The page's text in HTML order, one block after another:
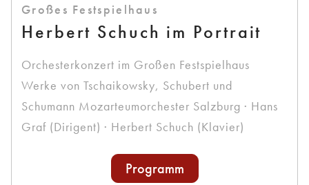
Großes Festspielhaus
Herbert Schuch im Portrait
Orchesterkonzert im Großen Festspielhaus
Werke von Tschaikowsky, Schubert und
Schumann Mozarteumorchester Salzburg · Hans
Graf (Dirigent) · Herbert Schuch (Klavier)
Programm